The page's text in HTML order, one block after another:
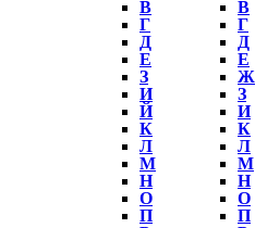
В
Г
Д
Е
З
И
Й
К
Л
М
Н
О
П
В
Г
Д
Е
Ж
З
И
К
Л
М
Н
О
П